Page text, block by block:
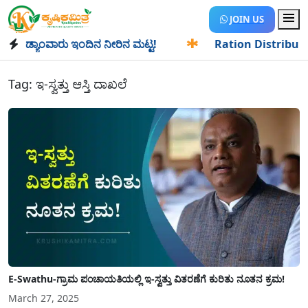
JOIN US
ಇಂದಿನ ನೀರಿನ ಮಟ್ಟ! Ration Distribution-
Tag: ಇ-ಸ್ವತ್ತು ಆಸ್ತಿ ದಾಖಲೆ
E-Swathu-ಗ್ರಾಮ ಪಂಚಾಯತಿಯಲ್ಲಿ ಇ-ಸ್ವತ್ತು ವಿತರಣೆಗೆ ಕುರಿತು ನೂತನ ಕ್ರಮ!
March 27, 2025